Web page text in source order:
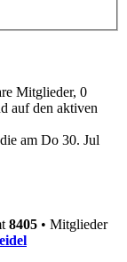
Mitglieder, 0
auf den aktiven
am Do 30. Jul
8405 • Mitglieder